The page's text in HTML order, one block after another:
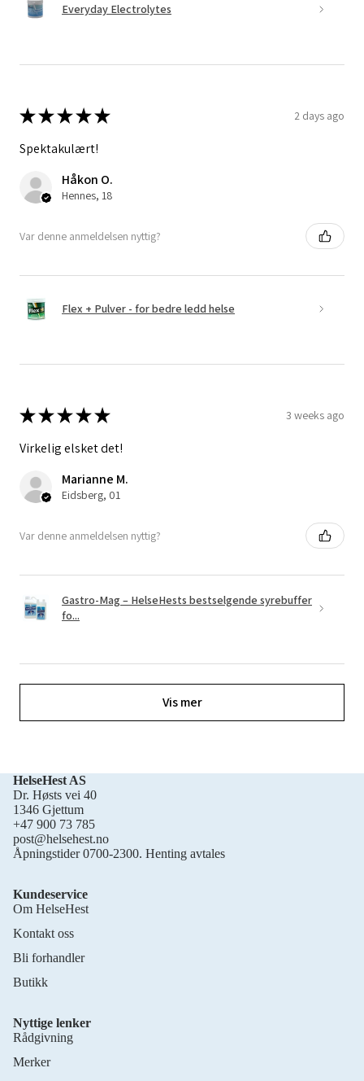
Everyday Electrolytes
★★★★★ 2 days ago
Spektakulært!
Håkon O.
Hennes, 18
Var denne anmeldelsen nyttig?
Flex + Pulver - for bedre ledd helse
★★★★★ 3 weeks ago
Virkelig elsket det!
Marianne M.
Eidsberg, 01
Var denne anmeldelsen nyttig?
Gastro-Mag – HelseHests bestselgende syrebuffer
fo...
Vis mer
HelseHest AS
Dr. Høsts vei 40
1346 Gjettum
+47 900 73 785
post@helsehest.no
Åpningstider 0700-2300. Henting avtales
Kundeservice
Om HelseHest
Kontakt oss
Bli forhandler
Butikk
Nyttige lenker
Rådgivning
Merker